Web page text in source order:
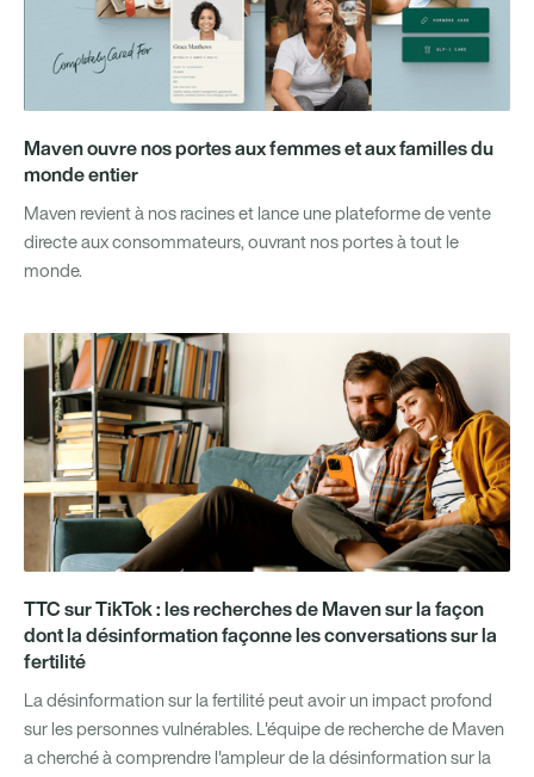
Maven ouvre nos portes aux femmes et aux familles du
monde entier
Maven revient à nos racines et lance une plateforme de vente
directe aux consommateurs, ouvrant nos portes à tout le
monde.
TTC sur TikTok : les recherches de Maven sur la façon
dont la désinformation façonne les conversations sur la
fertilité
La désinformation sur la fertilité peut avoir un impact profond
sur les personnes vulnérables. L'équipe de recherche de Maven
a cherché à comprendre l'ampleur de la désinformation sur la